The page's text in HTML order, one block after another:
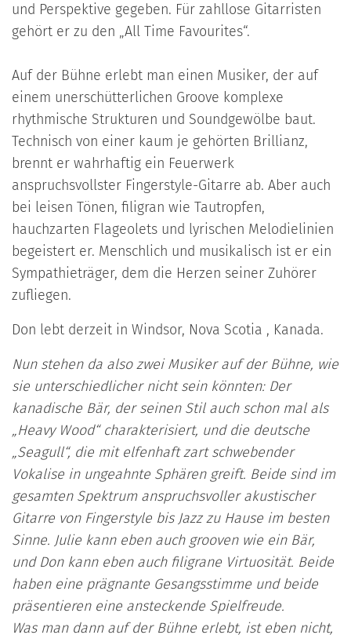
und Perspektive gegeben. Für zahllose Gitarristen
gehört er zu den „All Time Favourites“.
Auf der Bühne erlebt man einen Musiker, der auf
einem unerschütterlichen Groove komplexe
rhythmische Strukturen und Soundgewölbe baut.
Technisch von einer kaum je gehörten Brillianz,
brennt er wahrhaftig ein Feuerwerk
anspruchsvollster Fingerstyle-Gitarre ab. Aber auch
bei leisen Tönen, filigran wie Tautropfen,
hauchzarten Flageolets und lyrischen Melodielinien
begeistert er. Menschlich und musikalisch ist er ein
Sympathieträger, dem die Herzen seiner Zuhörer
zufliegen.
Don lebt derzeit in Windsor, Nova Scotia , Kanada.
Nun stehen da also zwei Musiker auf der Bühne, wie
sie unterschiedlicher nicht sein könnten: Der
kanadische Bär, der seinen Stil auch schon mal als
„Heavy Wood“ charakterisiert, und die deutsche
„Seagull“, die mit elfenhaft zart schwebender
Vokalise in ungeahnte Sphären greift. Beide sind im
gesamten Spektrum anspruchsvoller akustischer
Gitarre von Fingerstyle bis Jazz zu Hause im besten
Sinne. Julie kann eben auch grooven wie ein Bär,
und Don kann eben auch filigrane Virtuosität. Beide
haben eine prägnante Gesangsstimme und beide
präsentieren eine ansteckende Spielfreude.
Was man dann auf der Bühne erlebt, ist eben nicht,